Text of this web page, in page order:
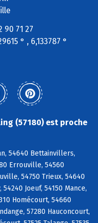
90 71 27
° , 6,133787 °
(57180) est proche
54640 Bettainvillers,
Errouville, 54560
54750 Trieux, 54640
Joeuf, 54150 Mance,
Homécourt, 54660
57280 Hauconcourt,